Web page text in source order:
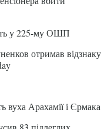
у 225-му ОШП
отримав відзнаку
вуха Арахамії і Єрмака